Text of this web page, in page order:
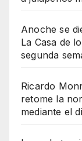
Anoche se
La Casa de
segunda
Ricardo
retome la
mediante el